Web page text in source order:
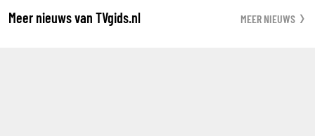
Meer nieuws van TVgids.nl MEER NIEUWS